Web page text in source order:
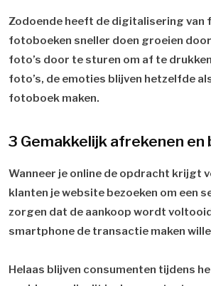
Zodoende heeft de digitalisering van
fotoboeken sneller doen groeien
foto’s door te sturen om af te
foto’s, de emoties blijven hetzelfde
fotoboek maken.
3 Gemakkelijk afrekenen en
Wanneer je online de opdracht krijgt
klanten je website bezoeken om een
zorgen dat de aankoop wordt
smartphone de transactie maken
Helaas blijven consumenten tijdens